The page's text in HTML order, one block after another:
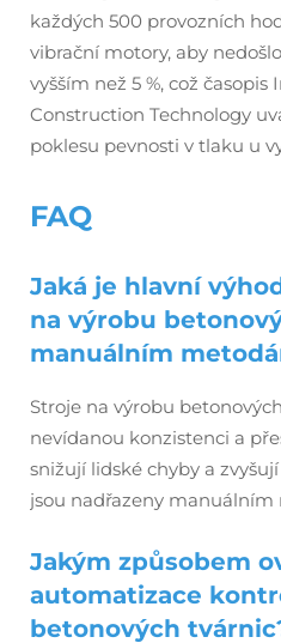
každých 500 provozních
vibrační motory, aby
vyšším než 5 %, což časopis
Construction Technology
poklesu pevnosti v tlaku u
FAQ
Jaká je hlavní
na výrobu
manuálním
Stroje na výrobu
nevídanou konzistenci a
snižují lidské chyby a
jsou nadřazeny
Jakým způsobem
automatizace
betonových